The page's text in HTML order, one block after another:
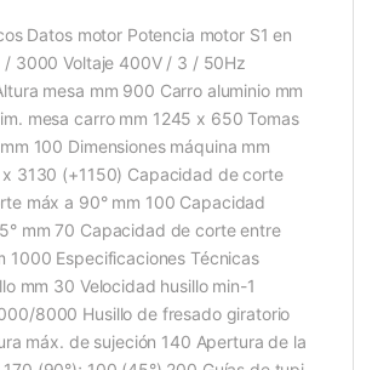
Datos motor Potencia motor S1 en
3000 Voltaje 400V / 3 / 50Hz
mesa mm 900 Carro aluminio mm
mesa carro mm 1245 x 650 Tomas
100 Dimensiones máquina mm
3130 (+1150) Capacidad de corte
máx a 90° mm 100 Capacidad
mm 70 Capacidad de corte entre
1000 Especificaciones Técnicas
mm 30 Velocidad husillo min-1
8000 Husillo de fresado giratorio
máx. de sujeción 140 Apertura de la